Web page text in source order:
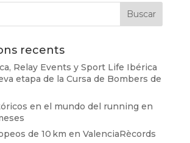
recents
Relay Events y Sport Life Ibérica
etapa de la Cursa de Bombers de
en el mundo del running en
de 10 km en ValenciaRècords